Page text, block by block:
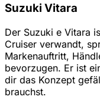
Suzuki Vitara
Der Suzuki e Vitara
Cruiser verwandt,
Markenauftritt,
bevorzugen. Er ist
dir das Konzept
brauchst.